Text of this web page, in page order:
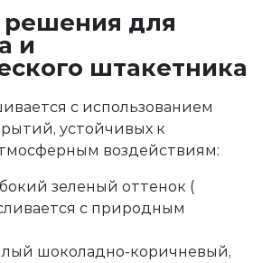
для
и
штакетника
с использованием
устойчивых к
воздействиям:
зеленый оттенок (
с природным
шоколадно-коричневый,